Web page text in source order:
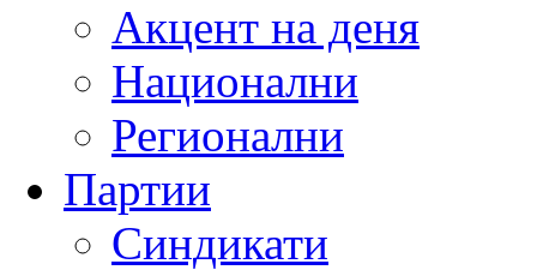
Акцент на деня
Национални
Регионални
Партии
Синдикати